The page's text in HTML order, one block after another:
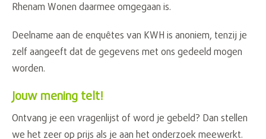
Rhenam Wonen daarmee omgegaan is.
Deelname aan de enquêtes van KWH is anoniem, tenzij je
zelf aangeeft dat de gegevens met ons gedeeld mogen
worden.
Jouw mening telt!
Ontvang je een vragenlijst of word je gebeld? Dan stellen
we het zeer op prijs als je aan het onderzoek meewerkt.